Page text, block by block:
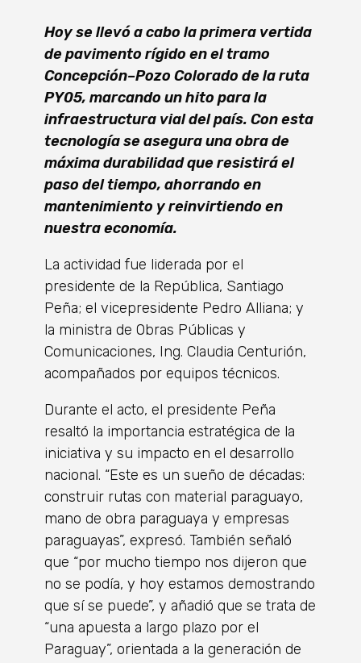
Hoy se llevó a cabo la primera vertida
de pavimento rígido en el tramo
Concepción–Pozo Colorado de la ruta
PY05, marcando un hito para la
infraestructura vial del país. Con esta
tecnología se asegura una obra de
máxima durabilidad que resistirá el
paso del tiempo, ahorrando en
mantenimiento y reinvirtiendo en
nuestra economía.
La actividad fue liderada por el
presidente de la República, Santiago
Peña; el vicepresidente Pedro Alliana; y
la ministra de Obras Públicas y
Comunicaciones, Ing. Claudia Centurión,
acompañados por equipos técnicos.
Durante el acto, el presidente Peña
resaltó la importancia estratégica de la
iniciativa y su impacto en el desarrollo
nacional. “Este es un sueño de décadas:
construir rutas con material paraguayo,
mano de obra paraguaya y empresas
paraguayas”, expresó. También señaló
que “por mucho tiempo nos dijeron que
no se podía, y hoy estamos demostrando
que sí se puede”, y añadió que se trata de
“una apuesta a largo plazo por el
Paraguay”, orientada a la generación de